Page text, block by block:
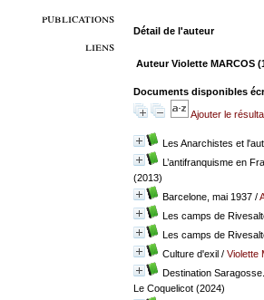
publications
liens
Détail de l'auteur
Auteur Violette MARCOS
Documents disponibles
Ajouter le
Les Anarchistes et
L’antifranquisme en
(2013)
Barcelone, mai 1937/
Les camps de
Les camps de
Culture d'exil/ Violette
Destination
Le Coquelicot (2024)